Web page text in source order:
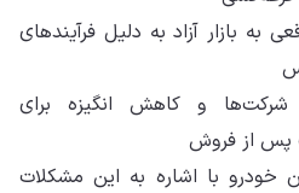
به بازار آزاد به دلیل فرآیندهای
و کاهش انگیزه برای
پس از فروش
خودرو با اشاره به این مشکلات